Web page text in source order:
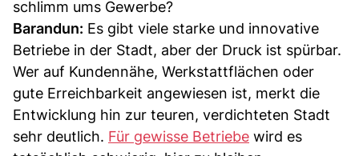
schlimm ums Gewerbe?
Barandun: Es gibt viele starke und innovative
Betriebe in der Stadt, aber der Druck ist spürbar.
Wer auf Kundennähe, Werkstattflächen oder
gute Erreichbarkeit angewiesen ist, merkt die
Entwicklung hin zur teuren, verdichteten Stadt
sehr deutlich. Für gewisse Betriebe wird es